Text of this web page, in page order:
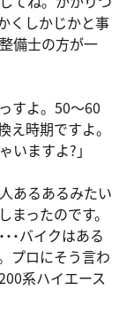
くしかじかと事
備士の方が一
すよ。50～60
時期ですよ。
いますよ?」
あるあるみたい
ったのです。
･バイクはある
プロにそう言わ
系ハイエース